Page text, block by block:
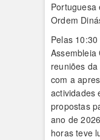
Portuguesa
Ordem
Pelas
Assembleia
reuniões
com a
actividades
propostas
ano de
horas teve